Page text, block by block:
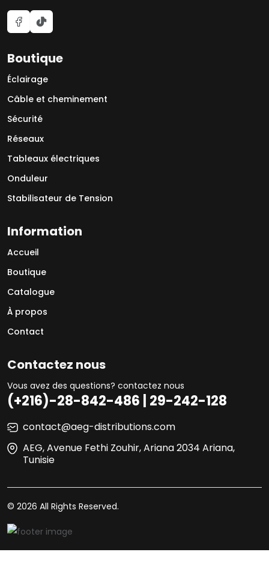
Boutique
Éclairage
Câble et cheminement
Sécurité
Réseaux
Tableaux électriques
Onduleur
Stabilisateur de Tension
Information
Accueil
Boutique
Catalogue
À propos
Contact
Contactez nous
Vous avez des questions? contactez nous
(+216)-28-842-486 | 29-242-128
contact@aeg-distributions.com
AEG, Avenue Fethi Zouhir, Ariana 2034 Ariana,
Tunisie
© 2026 All Rights Reserved.